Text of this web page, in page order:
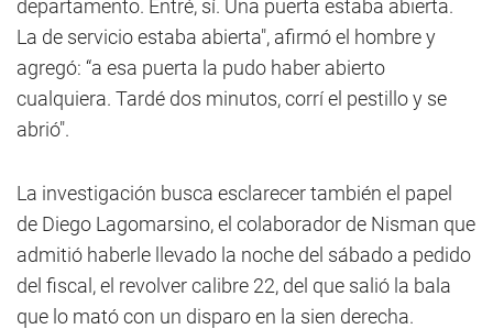
departamento. Entré, sí. Una puerta estaba abierta.
La de servicio estaba abierta", afirmó el hombre y
agregó: “a esa puerta la pudo haber abierto
cualquiera. Tardé dos minutos, corrí el pestillo y se
abrió".
La investigación busca esclarecer también el papel
de Diego Lagomarsino, el colaborador de Nisman que
admitió haberle llevado la noche del sábado a pedido
del fiscal, el revolver calibre 22, del que salió la bala
que lo mató con un disparo en la sien derecha.